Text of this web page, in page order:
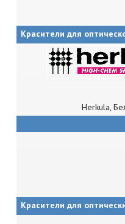
Красители для
Herkula,
Красители для